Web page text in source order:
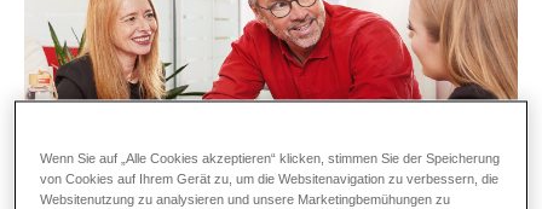
Wenn Sie auf „Alle Cookies akzeptieren“ klicken, stimmen Sie der Speicherung
von Cookies auf Ihrem Gerät zu, um die Websitenavigation zu verbessern, die
Websitenutzung zu analysieren und unsere Marketingbemühungen zu